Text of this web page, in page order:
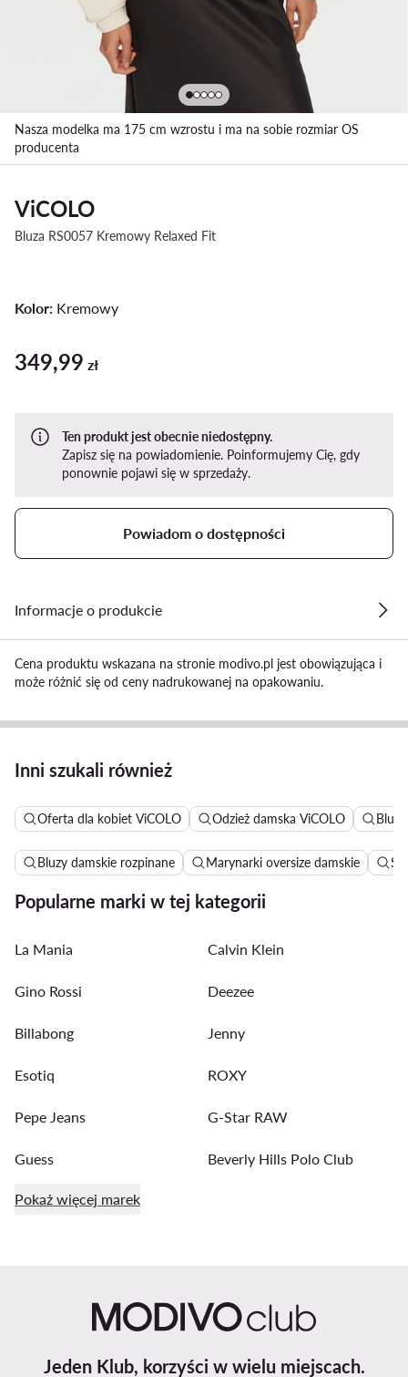
Nasza modelka ma 175 cm wzrostu i ma na sobie rozmiar OS
producenta
ViCOLO
Bluza RS0057 Kremowy Relaxed Fit
Kolor: Kremowy
349,99 zł
349,99 zł
Ten produkt jest obecnie niedostępny.
Zapisz się na powiadomienie. Poinformujemy Cię, gdy
ponownie pojawi się w sprzedaży.
Powiadom o dostępności
Informacje o produkcie
Cena produktu wskazana na stronie modivo.pl jest obowiązująca i
może różnić się od ceny nadrukowanej na opakowaniu.
Inni szukali również
Oferta dla kobiet ViCOLO Odzież damska ViCOLO
Bluzy damskie rozpinane Marynarki oversize damskie
Popularne marki w tej kategorii
La Mania Calvin Klein
Gino Rossi Deezee
Billabong Jenny
Esotiq ROXY
Pepe Jeans G-Star RAW
Guess Beverly Hills Polo Club
Pokaż więcej marek
Jeden Klub, korzyści w wielu miejscach.